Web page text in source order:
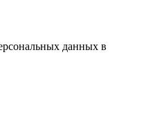
данных в